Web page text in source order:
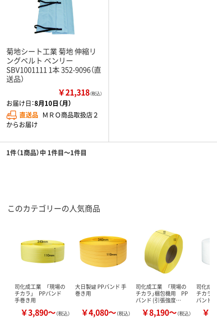
菊地シート工業 菊地 伸縮リ
ングベルト ベンリー
SBV1001111 1本 352-9096（直
送品）
￥21,318（税込）
お届け日：8月10日（月）
直送品 ＭＲＯ商品取扱店２
からお届け
1件（1商品）中 1件目～1件目
このカテゴリーの人気商品
司化成工業 「現場の
チカラ」 PPバンド
手巻き用
￥3,890～（税込）
大日製罐 PPバンド 手
巻き用
￥4,080～（税込）
司化成工業 「現場の
チカラ」梱包機用 PP
バンド (引張強度…
￥8,190～（税込）
司化成
チカラ
バンド(
￥